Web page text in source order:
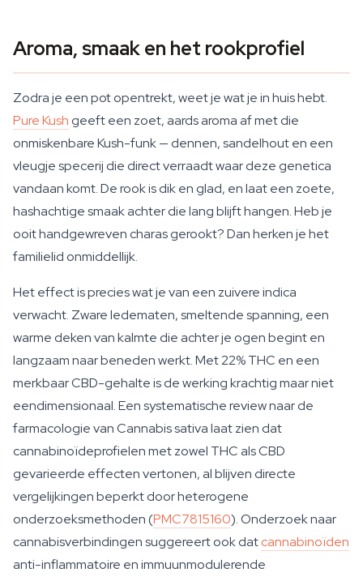
Aroma, smaak en het rookprofiel
Zodra je een pot opentrekt, weet je wat je in huis hebt.
Pure Kush geeft een zoet, aards aroma af met die
onmiskenbare Kush-funk — dennen, sandelhout en een
vleugje specerij die direct verraadt waar deze genetica
vandaan komt. De rook is dik en glad, en laat een zoete,
hashachtige smaak achter die lang blijft hangen. Heb je
ooit handgewreven charas gerookt? Dan herken je het
familielid onmiddellijk.
Het effect is precies wat je van een zuivere indica
verwacht. Zware ledematen, smeltende spanning, een
warme deken van kalmte die achter je ogen begint en
langzaam naar beneden werkt. Met 22% THC en een
merkbaar CBD-gehalte is de werking krachtig maar niet
eendimensionaal. Een systematische review naar de
farmacologie van Cannabis sativa laat zien dat
cannabinoïdeprofielen met zowel THC als CBD
gevarieerde effecten vertonen, al blijven directe
vergelijkingen beperkt door heterogene
onderzoeksmethoden (PMC7815160). Onderzoek naar
cannabisverbindingen suggereert ook datcannabinoïden
anti-inflammatoire en immuunmodulerende